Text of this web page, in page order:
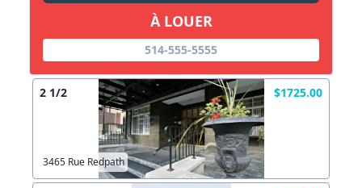
À LOUER
514-555-5555
2 1/2 $1725.00
3465 Rue Redpath
Copier lien
X Fermer Envoyez